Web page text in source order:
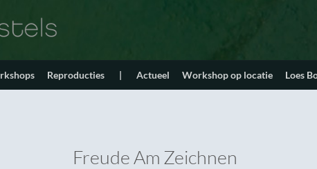
Reproducties | Actueel Workshop op locatie Loes
Freude Am Zeichnen